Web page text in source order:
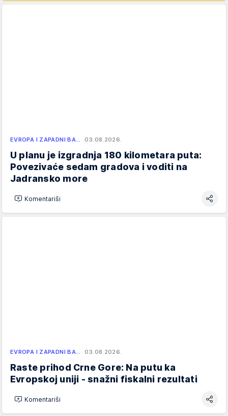
EVROPA I ZAPADNI BA… 03.08.2026.
U planu je izgradnja 180 kilometara puta:
Povezivaće sedam gradova i voditi na
Jadransko more
Komentariši
EVROPA I ZAPADNI BA… 03.08.2026.
Raste prihod Crne Gore: Na putu ka
Evropskoj uniji - snažni fiskalni rezultati
Komentariši